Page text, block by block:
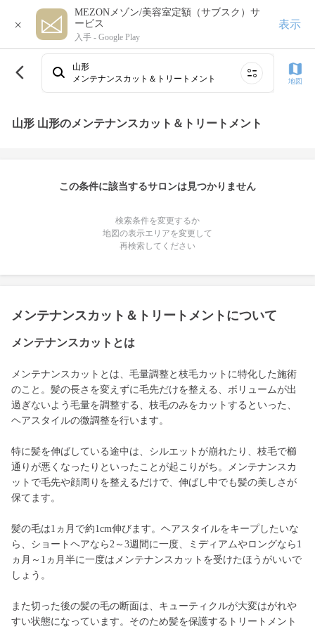
×
MEZONメゾン/美容室定額（サブスク）サ
ービス
入手 - Google Play
表示
山形
メンテナンスカット＆トリートメント
地図
山形 山形のメンテナンスカット＆トリートメント
この条件に該当するサロンは見つかりません
検索条件を変更するか
地図の表示エリアを変更して
再検索してください
メンテナンスカット＆トリートメントについて
メンテナンスカットとは
メンテナンスカットとは、毛量調整と枝毛カットに特化した施術
のこと。髪の長さを変えずに毛先だけを整える、ボリュームが出
過ぎないよう毛量を調整する、枝毛のみをカットするといった、
ヘアスタイルの微調整を行います。
特に髪を伸ばしている途中は、シルエットが崩れたり、枝毛で櫛
通りが悪くなったりといったことが起こりがち。メンテナンスカ
ットで毛先や顔周りを整えるだけで、伸ばし中でも髪の美しさが
保てます。
髪の毛は1ヵ月で約1cm伸びます。ヘアスタイルをキープしたいな
ら、ショートヘアなら2～3週間に一度、ミディアムやロングなら1
ヵ月～1ヵ月半に一度はメンテナンスカットを受けたほうがいいで
しょう。
また切った後の髪の毛の断面は、キューティクルが大変はがれや
すい状態になっています。そのため髪を保護するトリートメント